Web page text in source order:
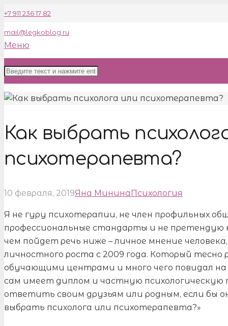
+7 911 236 17 82
mail@legkoblog.ru
Меню
Как выбрать
психотерапевта?
10 февраля, 2019Яна МининаПсихология
Я не гуру психотерапии, не член профильных
профессиональные стандарты и не претендую
чем пойдет речь ниже – личное мнение
личностного роста с 2009 года. Который
обучающими центрами и много чего повидал на
сам имеет диплом и частную
ответить своим друзьям или родным, если бы
выбрать психолога или психотерапевта?»